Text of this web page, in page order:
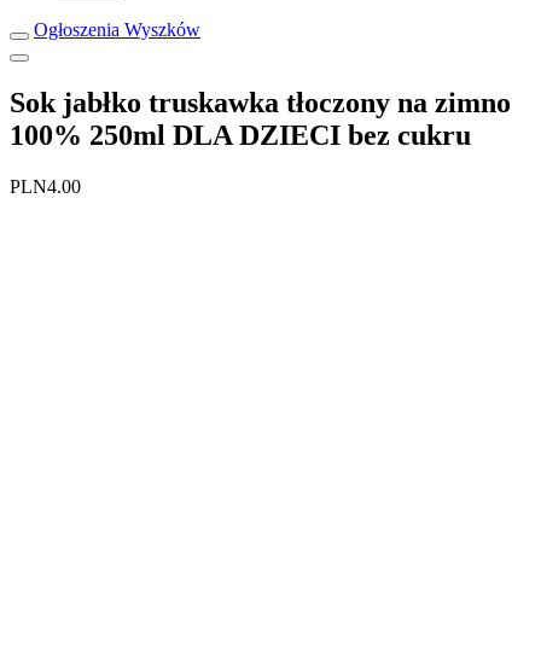
Ogłoszenia Wyszków
Sok jabłko truskawka tłoczony na zimno
100% 250ml DLA DZIECI bez cukru
PLN4.00